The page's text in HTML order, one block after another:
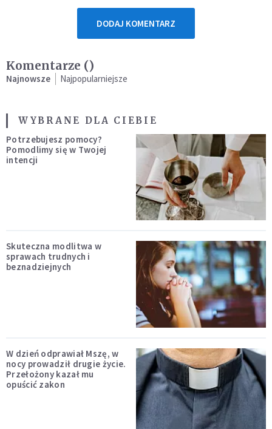
DODAJ KOMENTARZ
Komentarze ()
Najnowsze Najpopularniejsze
WYBRANE DLA CIEBIE
Potrzebujesz pomocy?
Pomodlimy się w Twojej
intencji
Skuteczna modlitwa w
sprawach trudnych i
beznadziejnych
W dzień odprawiał Mszę, w
nocy prowadził drugie życie.
Przełożony kazał mu
opuścić zakon